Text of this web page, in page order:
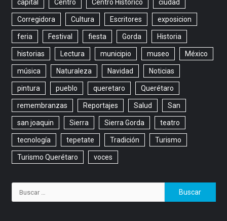
capital Centro Centro Histórico ciudad
Corregidora Cultura Escritores exposicion
feria Festival fiesta Gorda Historia
historias Lectura municipio museo México
música Naturaleza Navidad Noticias
pintura pueblo queretaro Querétaro
remembranzas Reportajes Salud San
san joaquin Sierra Sierra Gorda teatro
tecnología tepetate Tradición Turismo
Turismo Querétaro voces